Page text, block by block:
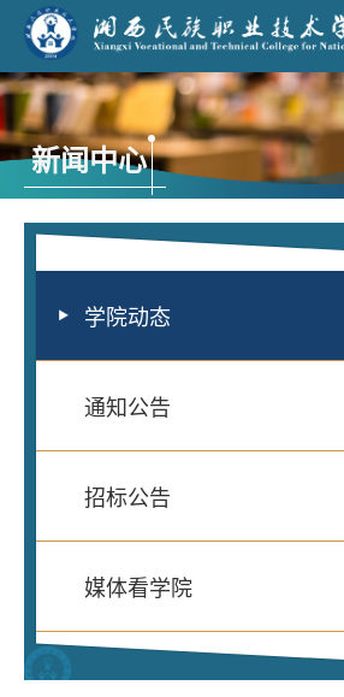
新闻中心
学院动态
通知公告
招标公告
媒体看学院